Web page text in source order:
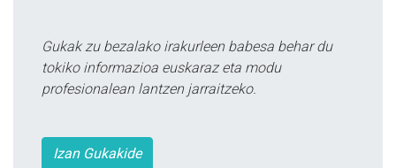
Gukak zu bezalako irakurleen babesa behar du
tokiko informazioa euskaraz eta modu
profesionalean lantzen jarraitzeko.
Izan Gukakide